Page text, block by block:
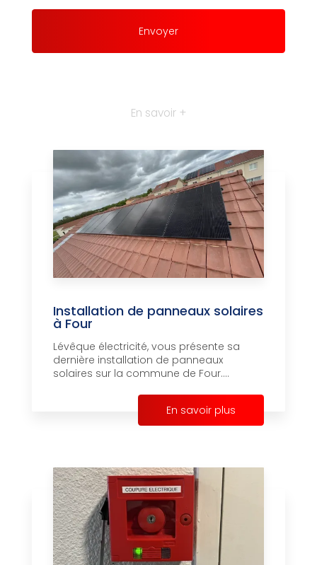
En savoir +
Installation de panneaux solaires
à Four
Lévêque électricité, vous présente sa
dernière installation de panneaux
solaires sur la commune de Four....
En savoir plus